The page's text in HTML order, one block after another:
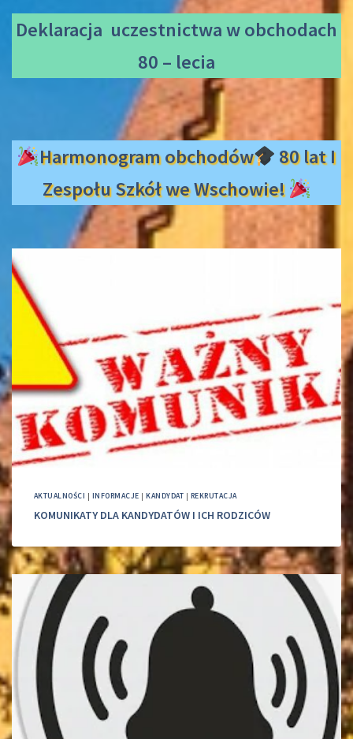
Deklaracja uczestnictwaw obchodach
80 – lecia
Harmonogram obchodów
80 lat I
Zespołu Szkół we Wschowie!
AKTUALNOŚCI | INFORMACJE |KANDYDAT | REKRUTACJA
KOMUNIKATY DLA KANDYDATÓW I ICH RODZICÓW